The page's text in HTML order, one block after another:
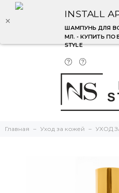
INSTALL
ШАМПУНЬ ДЛЯ
МЛ. - КУПИТЬ ПО
STYLE
Главная Уход за кожей УХОД